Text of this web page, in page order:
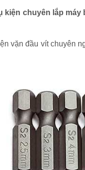
chuyên lắp
vặn đầu vít chuyên